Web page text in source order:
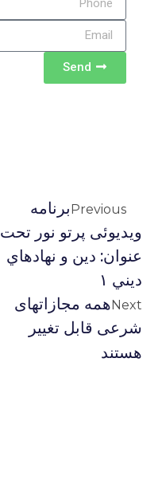
Send
Previousبرنامه
ويديوئى پرتو نور تحت
عنوان: دين و نهادهاي
ديني ۱
Nextهمه مجازاتهای
شرعی قابل تغییر
هستند